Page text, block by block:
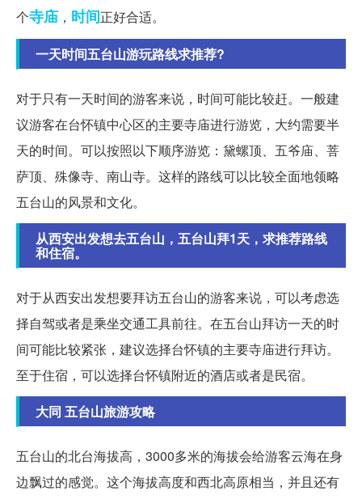
个寺庙 ， 时间正好合适。
一天时间五台山游玩路线求推荐?
对于只有一天时间的游客来说，时间可能比较赶。一般建
议游客在台怀镇中心区的主要寺庙进行游览，大约需要半
天的时间。可以按照以下顺序游览：黛螺顶、五爷庙、菩
萨顶、殊像寺、南山寺。这样的路线可以比较全面地领略
五台山的风景和文化。
从西安出发想去五台山，五台山拜1天，求推荐路线
和住宿。
对于从西安出发想要拜访五台山的游客来说，可以考虑选
择自驾或者是乘坐交通工具前往。在五台山拜访一天的时
间可能比较紧张，建议选择台怀镇的主要寺庙进行拜访。
至于住宿，可以选择台怀镇附近的酒店或者是民宿。
大同 五台山旅游攻略
五台山的北台海拔高，3000多米的海拔会给游客云海在身
边飘过的感觉。这个海拔高度和西北高原相当，并且还有